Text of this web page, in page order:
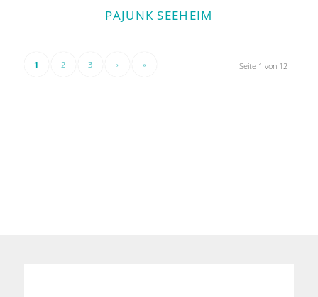
PAJUNK SEEHEIM
Seite 1 von 12
1 2 3 › »